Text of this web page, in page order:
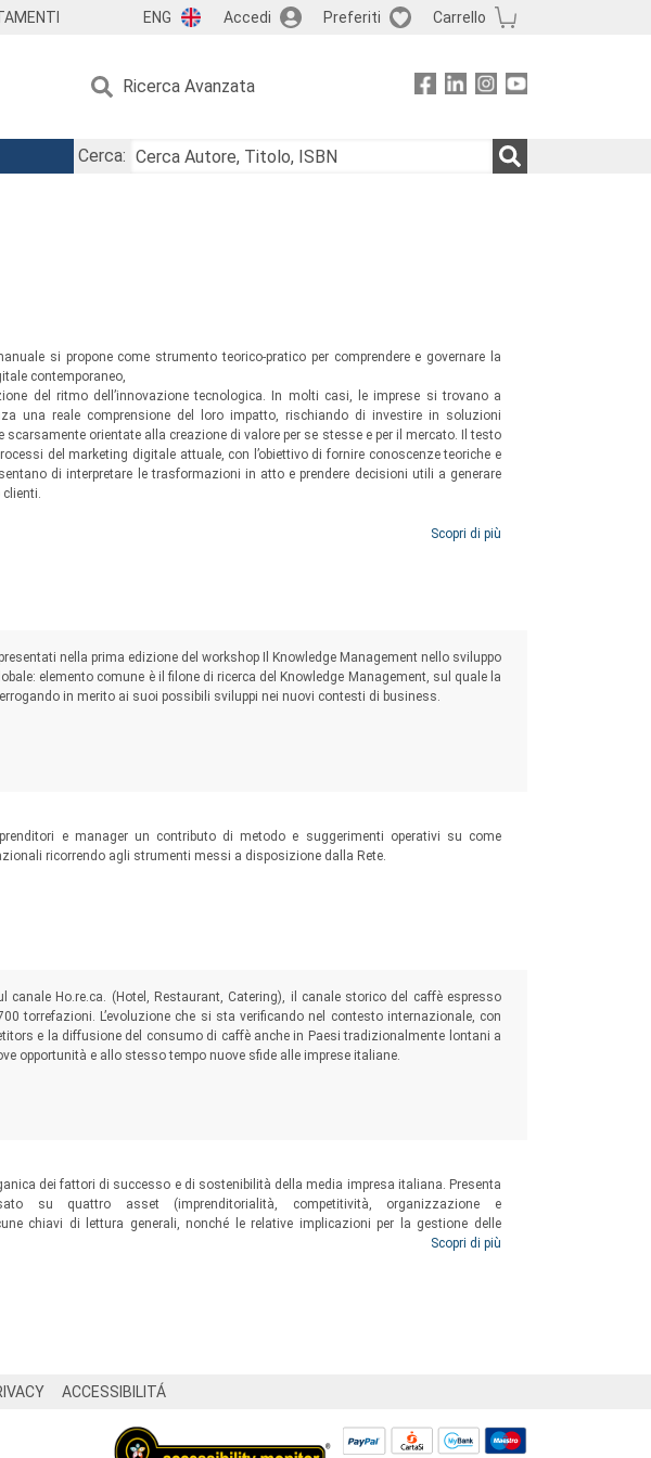
ENG Accedi Preferiti Carrello
Ricerca Avanzata
Cerca:
si propone come strumento teorico-pratico per comprendere e governare la
contemporaneo,
del ritmo dell’innovazione tecnologica. In molti casi, le imprese si trovano a
una reale comprensione del loro impatto, rischiando di investire in soluzioni
scarsamente orientate alla creazione di valore per se stesse e per il mercato. Il testo
del marketing digitale attuale, con l’obiettivo di fornire conoscenze teoriche e
di interpretare le trasformazioni in atto e prendere decisioni utili a generare
clienti.
Scopri di più
nella prima edizione del workshop Il Knowledge Management nello sviluppo
elemento comune è il filone di ricerca del Knowledge Management, sul quale la
in merito ai suoi possibili sviluppi nei nuovi contesti di business.
e manager un contributo di metodo e suggerimenti operativi su come
ricorrendo agli strumenti messi a disposizione dalla Rete.
canale Ho.re.ca. (Hotel, Restaurant, Catering), il canale storico del caffè espresso
torrefazioni. L’evoluzione che si sta verificando nel contesto internazionale, con
e la diffusione del consumo di caffè anche in Paesi tradizionalmente lontani a
opportunità e allo stesso tempo nuove sfide alle imprese italiane.
dei fattori di successo e di sostenibilità della media impresa italiana. Presenta
su quattro asset (imprenditorialità, competitività, organizzazione e
chiavi di lettura generali, nonché le relative implicazioni per la gestione delle
policy. Analizza infine trenta casi di studio per sviluppare il modello analitico e le
Scopri di più
ACCESSIBILITÁ